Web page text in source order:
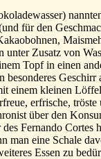
für den
unter Zusatz von
Topf in einen
besonderes
einem kleinen
erfrische,
über den
des Fernando Cortes
man eine Schale
Essen zu